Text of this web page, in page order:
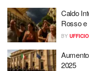
Caldo
Rosso e
BY
2025